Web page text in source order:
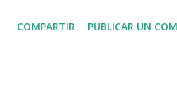
Riverón para impedir que gane
COMPARTIR PUBLICAR UN